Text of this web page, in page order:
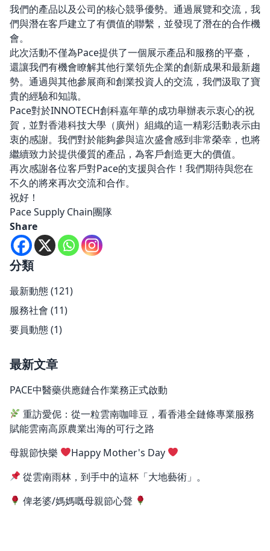
我們的產品以及公司的核心競爭優勢。通過展覽和交流，我
們與潛在客戶建立了有價值的聯繫，並發現了潛在的合作機
會。
此次活動不僅為Pace提供了一個展示產品和服務的平臺，
還讓我們有機會瞭解其他行業領先企業的創新成果和最新趨
勢。通過與其他參展商和創業投資人的交流，我們汲取了寶
貴的經驗和知識。
Pace對於INNOTECH創科嘉年華的成功舉辦表示衷心的祝
賀，並對香港科技大學（廣州）組織的這一精彩活動表示由
衷的感謝。我們對於能夠參與這次盛會感到非常榮幸，也將
繼續致力於提供優質的產品，為客戶創造更大的價值。
再次感謝各位客戶對Pace的支援與合作！我們期待與您在
不久的將來再次交流和合作。
祝好！
Pace Supply Chain團隊
Share
分類
最新動態(121)
服務社會 (11)
要員動態(1)
最新文章
PACE中醫藥供應鏈合作業務正式啟動
重訪愛伲：從一粒雲南咖啡豆，看香港全鏈條專業服務
賦能雲南高原農業出海的可行之路
母親節快樂
Happy Mother's Day
從雲南雨林，到手中的這杯「大地藝術」。
俾老婆/媽媽嘅母親節心聲